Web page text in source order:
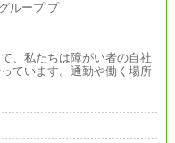
、私たちは障がい者の自社
ています。通勤や働く場所